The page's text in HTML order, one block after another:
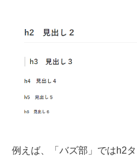
例えば、「バズ部」ではh2